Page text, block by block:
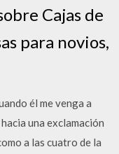
Cajas de
para novios,
él me venga a
una exclamación
a las cuatro de la